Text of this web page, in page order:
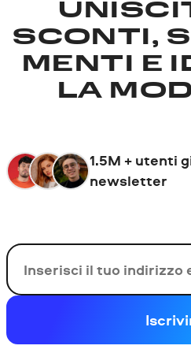
SCONTI,
MENTI E
LA
1.5M + utenti
newsletter
La tua e-mail